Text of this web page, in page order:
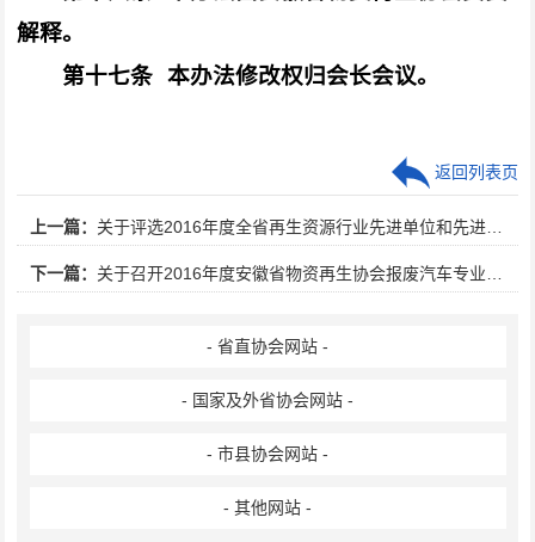
解释。
第十七条 本办法修改权归会长会议。
上一篇： 关于评选2016年度全省再生资源行业先进单位和先进工作者的通知
下一篇： 关于召开2016年度安徽省物资再生协会报废汽车专业委员会工作会议的通知
返回列表页
- 省直协会网站 -
- 国家及外省协会网站 -
- 市县协会网站 -
- 其他网站 -